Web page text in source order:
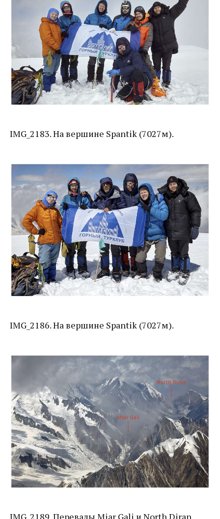
IMG_2183. На вершине Spantik (7027м).
IMG_2186. На вершине Spantik (7027м).
IMG_2189. Перевалы Miar Gali и North Diran.